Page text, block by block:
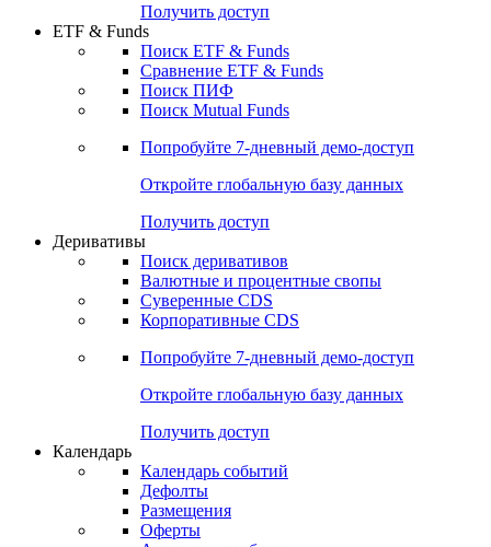
Получить доступ
ETF & Funds
Поиск ETF & Funds
Сравнение ETF & Funds
Поиск ПИФ
Поиск Mutual Funds
Попробуйте 7-дневный демо-доступ
Откройте глобальную базу данных
Получить доступ
Деривативы
Поиск деривативов
Валютные и процентные свопы
Суверенные CDS
Корпоративные CDS
Попробуйте 7-дневный демо-доступ
Откройте глобальную базу данных
Получить доступ
Календарь
Календарь событий
Дефолты
Размещения
Оферты